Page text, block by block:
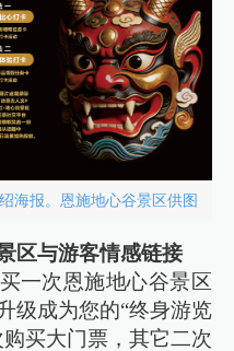
海报。恩施地心谷景区供图
区与游客情感链接
一次恩施地心谷景区
级成为您的“终身游览
买大门票，其它二次